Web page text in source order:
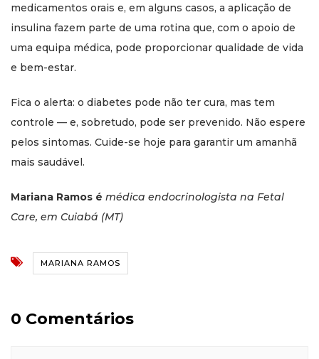
medicamentos orais e, em alguns casos, a aplicação de
insulina fazem parte de uma rotina que, com o apoio de
uma equipa médica, pode proporcionar qualidade de vida
e bem-estar.
Fica o alerta: o diabetes pode não ter cura, mas tem
controle — e, sobretudo, pode ser prevenido. Não espere
pelos sintomas. Cuide-se hoje para garantir um amanhã
mais saudável.
Mariana Ramos é médica endocrinologista na Fetal
Care, em Cuiabá (MT)
MARIANA RAMOS
0 Comentários